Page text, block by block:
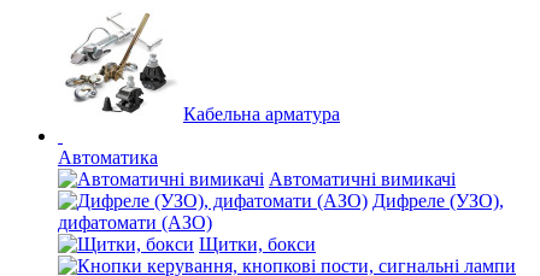
Кабельна арматура
Автоматика
Автоматичні вимикачі
Дифреле (УЗО),
дифатомати (АЗО)
Щитки, бокси